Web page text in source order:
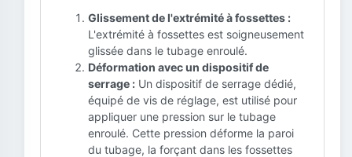
Glissement de l'extrémité à fossettes :
L'extrémité à fossettes est soigneusement
glissée dans le tubage enroulé.
Déformation avec un dispositif de
serrage : Un dispositif de serrage dédié,
équipé de vis de réglage, est utilisé pour
appliquer une pression sur le tubage
enroulé. Cette pression déforme la paroi
du tubage, la forçant dans les fossettes